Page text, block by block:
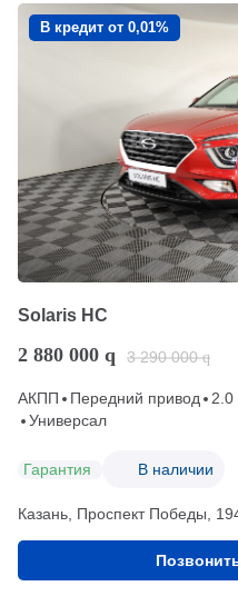
В кредит от 0,01%
Solaris HC
2 880 000 q 3 290 000 q
АКПП Передний привод 2.0
Универсал
Гарантия В наличии
Казань, Проспект Победы,